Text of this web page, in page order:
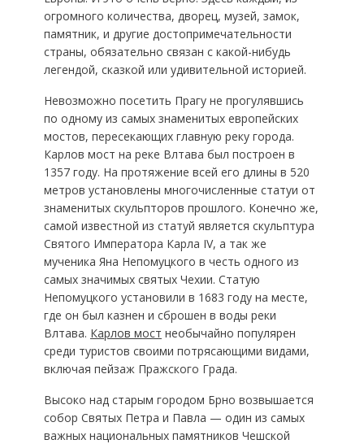
огромного количества, дворец, музей, замок,
памятник, и другие достопримечательности
страны, обязательно связан с какой-нибудь
легендой, сказкой или удивительной историей.
Невозможно посетить Прагу не прогулявшись
по одному из самых знаменитых европейских
мостов, пересекающих главную реку города.
Карлов мост на реке Влтава был построен в
1357 году. На протяжение всей его длины в 520
метров установлены многочисленные статуи от
знаменитых скульпторов прошлого. Конечно же,
самой известной из статуй является скульптура
Святого Императора Карла IV, а так же
мученика Яна Непомуцкого в честь одного из
самых значимых святых Чехии. Статую
Непомуцкого установили в 1683 году на месте,
где он был казнен и сброшен в воды реки
Влтава. Карлов мост необычайно популярен
среди туристов своими потрясающими видами,
включая пейзаж Пражского Града.
Высоко над старым городом Брно возвышается
собор Святых Петра и Павла — один из самых
важных национальных памятников Чешской